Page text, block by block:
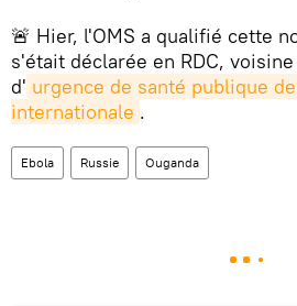
🚨 Hier, l'OMS a qualifié cette
s'était déclarée en RDC,
d' urgence de santé publique
internationale .
Ebola Russie Ouganda